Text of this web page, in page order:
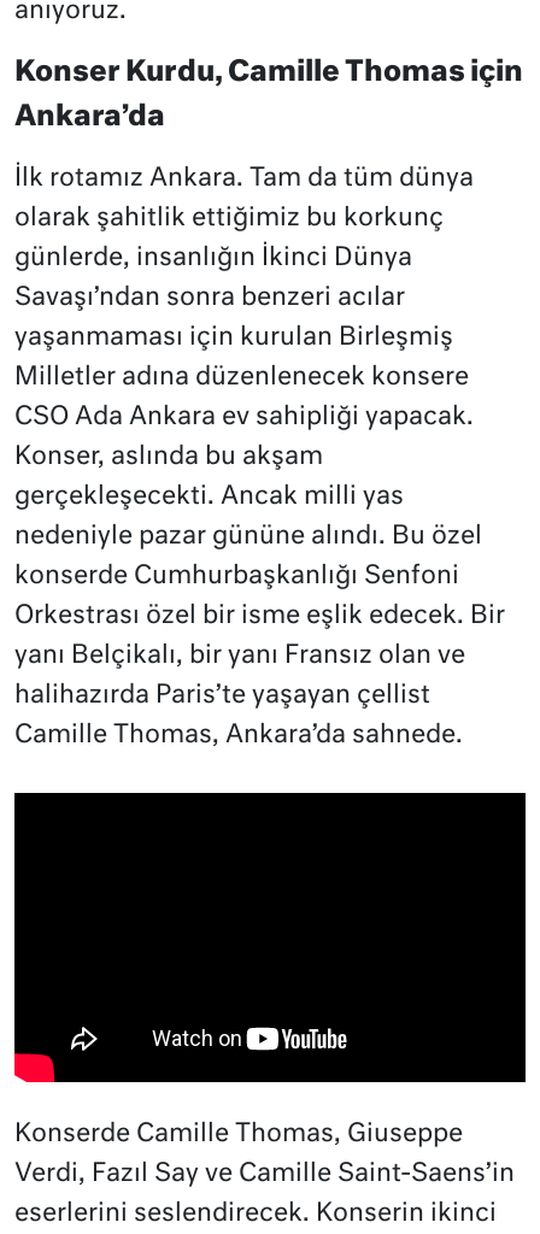
anıyoruz.
Konser Kurdu, Camille Thomas için
Ankara’da
İlk rotamız Ankara. Tam da tüm dünya
olarak şahitlik ettiğimiz bu korkunç
günlerde, insanlığın İkinci Dünya
Savaşı’ndan sonra benzeri acılar
yaşanmaması için kurulan Birleşmiş
Milletler adına düzenlenecek konsere
CSO Ada Ankara ev sahipliği yapacak.
Konser, aslında bu akşam
gerçekleşecekti. Ancak milli yas
nedeniyle pazar gününe alındı. Bu özel
konserde Cumhurbaşkanlığı Senfoni
Orkestrası özel bir isme eşlik edecek. Bir
yanı Belçikalı, bir yanı Fransız olan ve
halihazırda Paris’te yaşayan çellist
Camille Thomas, Ankara’da sahnede.
Konserde Camille Thomas, Giuseppe
Verdi, Fazıl Say ve Camille Saint-Saens’in
eserlerini seslendirecek. Konserin ikinci